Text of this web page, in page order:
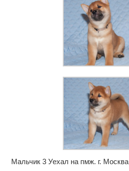
Мальчик 3 Уехал на пмж. г. Москва